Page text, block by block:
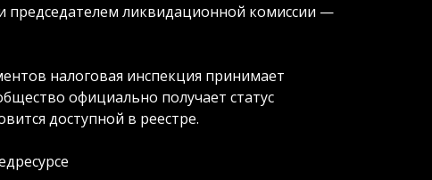
ликвидационной комиссии —
налоговая инспекция принимает
официально получает статус
доступной в реестре.